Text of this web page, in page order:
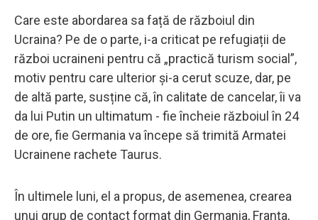
Care este abordarea sa față de războiul din
Ucraina? Pe de o parte, i-a criticat pe refugiații de
război ucraineni pentru că „practică turism social”,
motiv pentru care ulterior și-a cerut scuze, dar, pe
de altă parte, susține că, în calitate de cancelar, îi va
da lui Putin un ultimatum - fie încheie războiul în 24
de ore, fie Germania va începe să trimită Armatei
Ucrainene rachete Taurus.
În ultimele luni, el a propus, de asemenea, crearea
unui grup de contact format din Germania, Franța,